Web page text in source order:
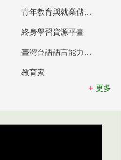
青年教育與就業儲蓄帳戶
終身學習資源平臺
臺灣台語語言能力認證網站
教育家
更多